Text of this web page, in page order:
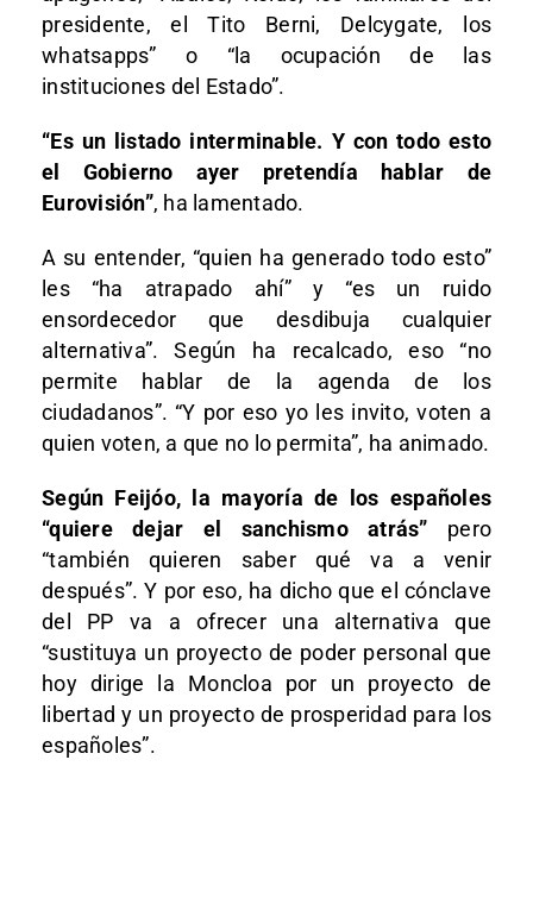
presidente, el Tito Berni, Delcygate, los
whatsapps” o “la ocupación de las
instituciones del Estado”.
“Es un listado interminable. Y con todo esto
el Gobierno ayer pretendía hablar de
Eurovisión”, ha lamentado.
A su entender, “quien ha generado todo esto”
les “ha atrapado ahí” y “es un ruido
ensordecedor que desdibuja cualquier
alternativa”. Según ha recalcado, eso “no
permite hablar de la agenda de los
ciudadanos”. “Y por eso yo les invito, voten a
quien voten, a que no lo permita”, ha animado.
Según Feijóo, la mayoría de los españoles
“quiere dejar el sanchismo atrás” pero
“también quieren saber qué va a venir
después”. Y por eso, ha dicho que el cónclave
del PP va a ofrecer una alternativa que
“sustituya un proyecto de poder personal que
hoy dirige la Moncloa por un proyecto de
libertad y un proyecto de prosperidad para los
españoles”.